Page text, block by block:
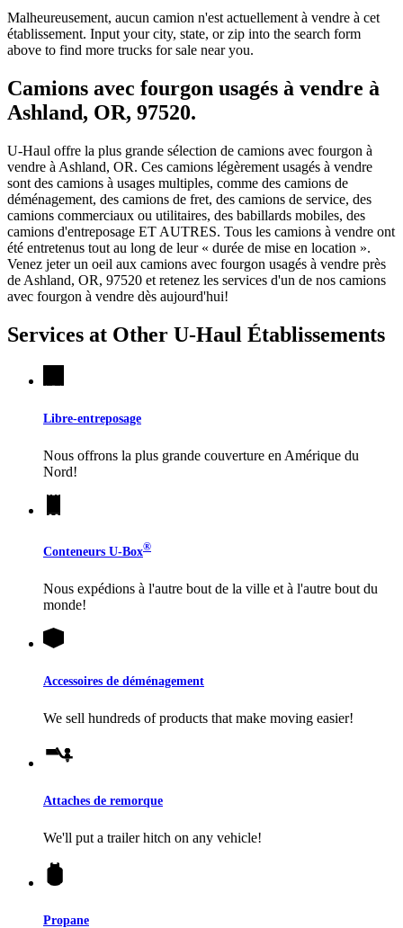
Malheureusement, aucun camion n'est actuellement à vendre à cet
établissement. Input your city, state, or zip into the search form
above to find more trucks for sale near you.
Camions avec fourgon usagés à vendre à
Ashland, OR, 97520.
U-Haul offre la plus grande sélection de camions avec fourgon à
vendre à Ashland, OR. Ces camions légèrement usagés à vendre
sont des camions à usages multiples, comme des camions de
déménagement, des camions de fret, des camions de service, des
camions commerciaux ou utilitaires, des babillards mobiles, des
camions d'entreposage ET AUTRES. Tous les camions à vendre ont
été entretenus tout au long de leur « durée de mise en location ».
Venez jeter un oeil aux camions avec fourgon usagés à vendre près
de Ashland, OR, 97520 et retenez les services d'un de nos camions
avec fourgon à vendre dès aujourd'hui!
Services at Other U-Haul Établissements
Libre-entreposage
Nous offrons la plus grande couverture en Amérique du
Nord!
Conteneurs U-Box®
Nous expédions à l'autre bout de la ville et à l'autre bout du
monde!
Accessoires de déménagement
We sell hundreds of products that make moving easier!
Attaches de remorque
We'll put a trailer hitch on any vehicle!
Propane